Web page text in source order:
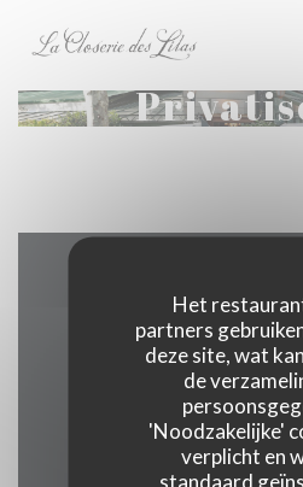
Het
partners
deze site, wat
de
'Noodzakelijke'
verplicht en
standaard
Plattegrond
171 boulevard du
01 40 51